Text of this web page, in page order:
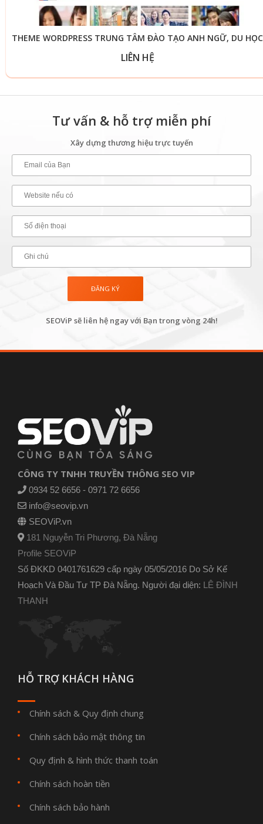
THEME WORDPRESS TRUNG TÂM ĐÀO TẠO ANH NGỮ, DU HỌC
LIÊN HỆ
Tư vấn & hỗ trợ miễn phí
Xây dựng thương hiệu trực tuyến
SEOViP sẽ liên hệ ngay với Bạn trong vòng 24h!
CÔNG TY TNHH TRUYỀN THÔNG SEO VIP
0934 52 6656 - 0971 72 6656
info@seovip.vn
SEOViP.vn
181 Nguyễn Tri Phương, Đà Nẵng
Profile SEOViP
Số ĐKKD 0401761629 cấp ngày 05/05/2016 Do Sở Kế
Hoạch Và Đầu Tư TP Đà Nẵng. Người đại diện: LÊ ĐÌNH
THANH
HỖ TRỢ KHÁCH HÀNG
Chính sách & Quy định chung
Chính sách bảo mật thông tin
Quy định & hình thức thanh toán
Chính sách hoàn tiền
Chính sách bảo hành